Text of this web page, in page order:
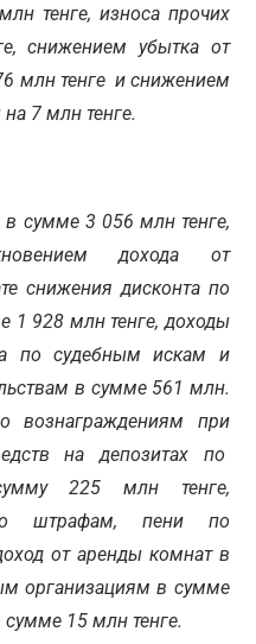
тенге, износа прочих
снижением убытка от
млн тенге и снижением
7 млн тенге.
в сумме 3 056 млн тенге,
дохода от
снижения дисконта по
1 928 млн тенге, доходы
по судебным искам и
в сумме 561 млн.
вознаграждениям при
на депозитах по
225 млн тенге,
штрафам, пени по
от аренды комнат в
организациям в сумме
15 млн тенге.